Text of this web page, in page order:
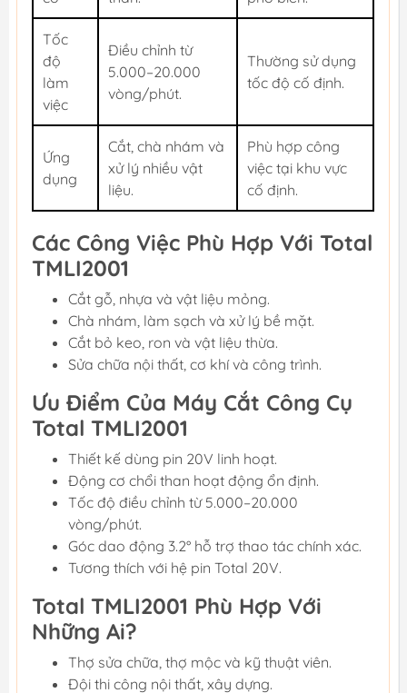
Tốc
độ
làm
việc
Điều chỉnh từ
5.000–20.000
vòng/phút.
Thường sử dụng
tốc độ cố định.
Ứng
dụng
Cắt, chà nhám và
xử lý nhiều vật
liệu.
Phù hợp công
việc tại khu vực
cố định.
Các Công Việc Phù Hợp Với Total
TMLI2001
Cắt gỗ, nhựa và vật liệu mỏng.
Chà nhám, làm sạch và xử lý bề mặt.
Cắt bỏ keo, ron và vật liệu thừa.
Sửa chữa nội thất, cơ khí và công trình.
Ưu Điểm Của Máy Cắt Công Cụ
Total TMLI2001
Thiết kế dùng pin 20V linh hoạt.
Động cơ chổi than hoạt động ổn định.
Tốc độ điều chỉnh từ 5.000–20.000
vòng/phút.
Góc dao động 3.2° hỗ trợ thao tác chính xác.
Tương thích với hệ pin Total 20V.
Total TMLI2001 Phù Hợp Với
Những Ai?
Thợ sửa chữa, thợ mộc và kỹ thuật viên.
Đội thi công nội thất, xây dựng.